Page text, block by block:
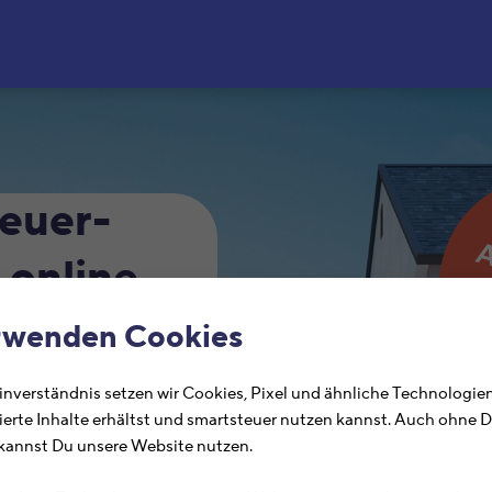
Cookies
setzen wir Cookies, Pixel und ähnliche
Inhalte erhältst und smartsteuer nutzen kannst. Auch ohne
Du unsere Website nutzen.